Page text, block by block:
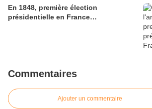
En 1848, première élection
présidentielle en France…
Commentaires
Ajouter un commentaire